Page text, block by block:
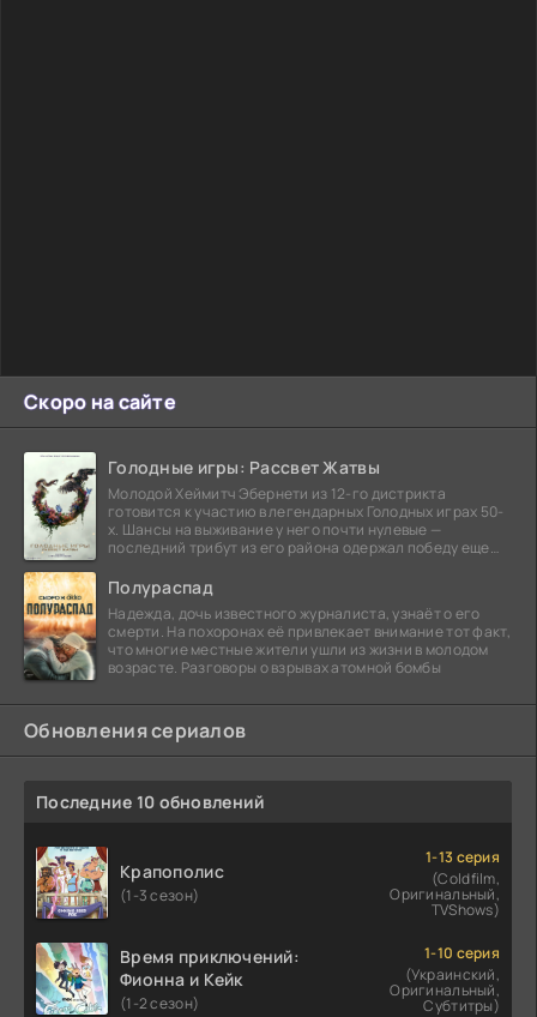
Скоро на сайте
Голодные игры: Рассвет Жатвы
Молодой Хеймитч Эбернети из 12-го дистрикта
готовится к участию в легендарных Голодных играх 50-
х. Шансы на выживание у него почти нулевые —
последний трибут из его района одержал победу еще
Полураспад
Надежда, дочь известного журналиста, узнаёт о его
смерти. На похоронах её привлекает внимание тот факт,
что многие местные жители ушли из жизни в молодом
возрасте. Разговоры о взрывах атомной бомбы
Обновления сериалов
Последние 10 обновлений
Крапополис
(1-3 сезон)
1-13 серия
(Coldfilm,
Оригинальный,
TVShows)
Время приключений:
Фионна и Кейк
(1-2 сезон)
1-10 серия
(Украинский,
Оригинальный,
Субтитры)